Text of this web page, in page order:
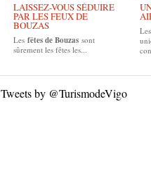
LAISSEZ-VOUS SÉDUIRE
PAR LES FEUX DE
BOUZAS
Les fêtes deBouzas sont
sûrement les fêtes les...
Tweets by @TurismodeVigo